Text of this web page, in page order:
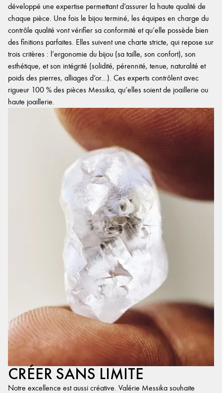
développé une expertise permettant d’assurer la haute qualité de
chaque pièce. Une fois le bijou terminé, les équipes en charge du
contrôle qualité vont vérifier sa conformité et qu’elle possède bien
des finitions parfaites. Elles suivent une charte stricte, qui repose sur
trois critères : l’ergonomie du bijou (sa taille, son confort), son
esthétique, et son intégrité (solidité, pérennité, tenue, naturalité et
poids des pierres, alliages d’or…). Ces experts contrôlent avec
rigueur 100 % des pièces Messika, qu’elles soient de joaillerie ou
haute joaillerie.
CRÉER SANS LIMITE
Notre excellence est aussi créative. Valérie Messika souhaite